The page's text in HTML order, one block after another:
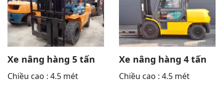
Xe nâng hàng 5 tấn
Chiều cao : 4.5 mét
Xe nâng hàng 4 tấn
Chiều cao : 4.5 mét